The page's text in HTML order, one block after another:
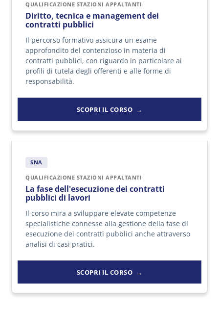
QUALIFICAZIONE STAZIONI APPALTANTI
Diritto, tecnica e management dei
contratti pubblici
Il percorso formativo assicura un esame
approfondito del contenzioso in materia di
contratti pubblici, con riguardo in particolare ai
profili di tutela degli offerenti e alle forme di
responsabilità.
SCOPRI IL CORSO
SNA
QUALIFICAZIONE STAZIONI APPALTANTI
La fase dell'esecuzione dei contratti
pubblici di lavori
Il corso mira a sviluppare elevate competenze
specialistiche connesse alla gestione della fase di
esecuzione dei contratti pubblici anche attraverso
analisi di casi pratici.
SCOPRI IL CORSO